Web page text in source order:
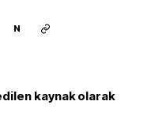
N
kaynak olarak